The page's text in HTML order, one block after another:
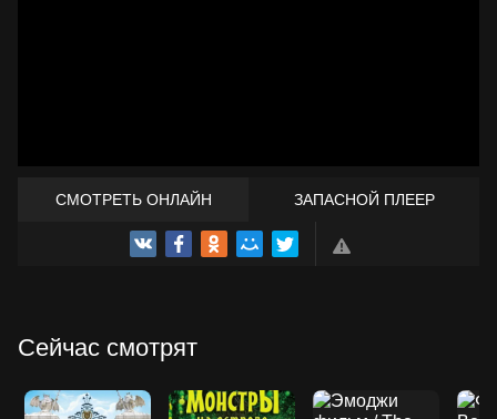
СМОТРЕТЬ ОНЛАЙН ЗАПАСНОЙ ПЛЕЕР
ТРЕЙЛЕР
Сейчас смотрят